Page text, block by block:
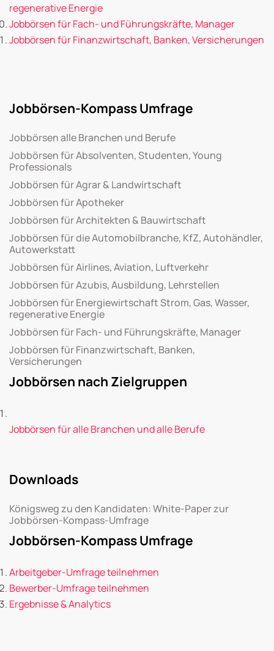
regenerative Energie
Jobbörsen für Fach- und Führungskräfte, Manager
Jobbörsen für Finanzwirtschaft, Banken, Versicherungen
Jobbörsen-Kompass Umfrage
Jobbörsen alle Branchen und Berufe
Jobbörsen für Absolventen, Studenten, Young
Professionals
Jobbörsen für Agrar & Landwirtschaft
Jobbörsen für Apotheker
Jobbörsen für Architekten & Bauwirtschaft
Jobbörsen für die Automobilbranche, KfZ, Autohändler,
Autowerkstatt
Jobbörsen für Airlines, Aviation, Luftverkehr
Jobbörsen für Azubis, Ausbildung, Lehrstellen
Jobbörsen für Energiewirtschaft Strom, Gas, Wasser,
regenerative Energie
Jobbörsen für Fach- und Führungskräfte, Manager
Jobbörsen für Finanzwirtschaft, Banken,
Versicherungen
Jobbörsen nach Zielgruppen
Jobbörsen für alle Branchen und alle Berufe
Downloads
Königsweg zu den Kandidaten: White-Paper zur
Jobbörsen-Kompass-Umfrage
Jobbörsen-Kompass Umfrage
Arbeitgeber-Umfrage teilnehmen
Bewerber-Umfrage teilnehmen
Ergebnisse & Analytics